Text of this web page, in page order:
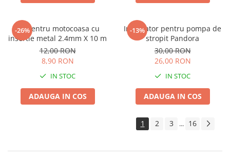
-26%
Fir pentru motocoasa cu
insertie metal 2.4mm X 10 m
12,00 RON
8,90 RON
IN STOC
ADAUGA IN COS
-13%
Incarcator pentru pompa de
stropit Pandora
30,00 RON
26,00 RON
IN STOC
ADAUGA IN COS
1 2 3 ... 16